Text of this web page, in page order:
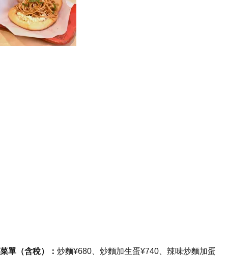
菜單（含稅）： 炒麵¥680、炒麵加生蛋¥740、辣味炒麵加蛋